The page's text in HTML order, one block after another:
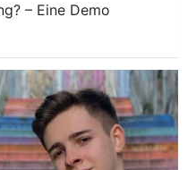
– Eine Demo